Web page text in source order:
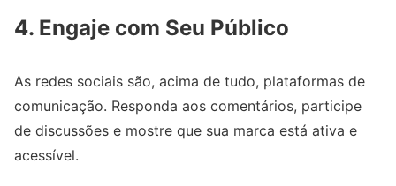
4. Engaje com Seu Público
As redes sociais são, acima de tudo, plataformas de
comunicação. Responda aos comentários, participe
de discussões e mostre que sua marca está ativa e
acessível.